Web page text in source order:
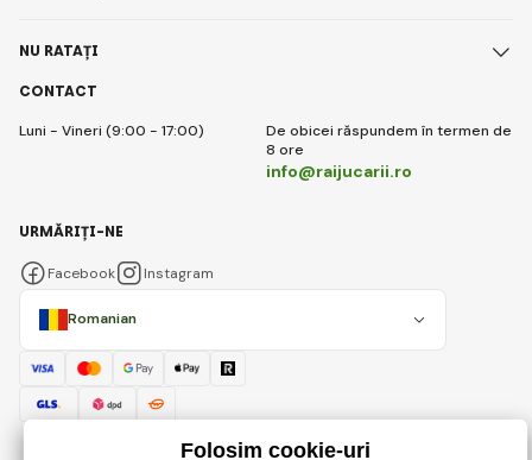
CONTACT
Luni - Vineri (9:00 - 17:00)
De obicei răspundem în termen de
8 ore
info@raijucarii.ro
NU RATAȚI
Romanian
URMĂRIȚI-NE
Facebook Instagram